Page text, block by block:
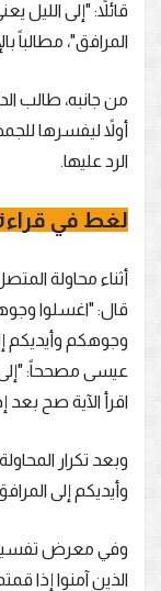
قائلاً: "إلى الليل
المرافق"، مطالباً
من جانبه، طالب
أولاً ليفسرها
الرد عليها.
لغط في قراءة
أثناء محاولة
قال: "اغسلوا
وجوهكم وأيديكم
عيسى مصححاً:
اقرأ الآية صح بعد
وبعد تكرار
وأيديكم إلى
وفي معرض تفسيره
الذين آمنوا إذا